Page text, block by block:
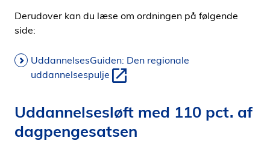
Derudover kan du læse om ordningen på følgende
side:
UddannelsesGuiden: Den regionale
uddannelsespulje
Uddannelsesløft med 110 pct. af
dagpengesatsen